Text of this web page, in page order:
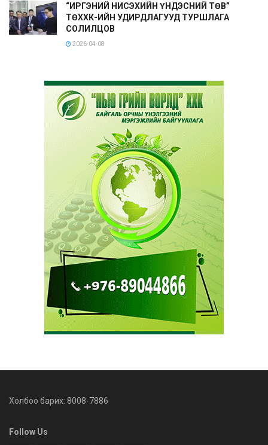
“ИРГЭНИЙ НИСЭХИЙН ҮНДЭСНИЙ ТӨВ”
ТӨХХК-ИЙН УДИРДЛАГУУД ТУРШЛАГА
СОЛИЛЦОВ
2026-04-08
Холбоо барих: 8008-7886
Follow Us